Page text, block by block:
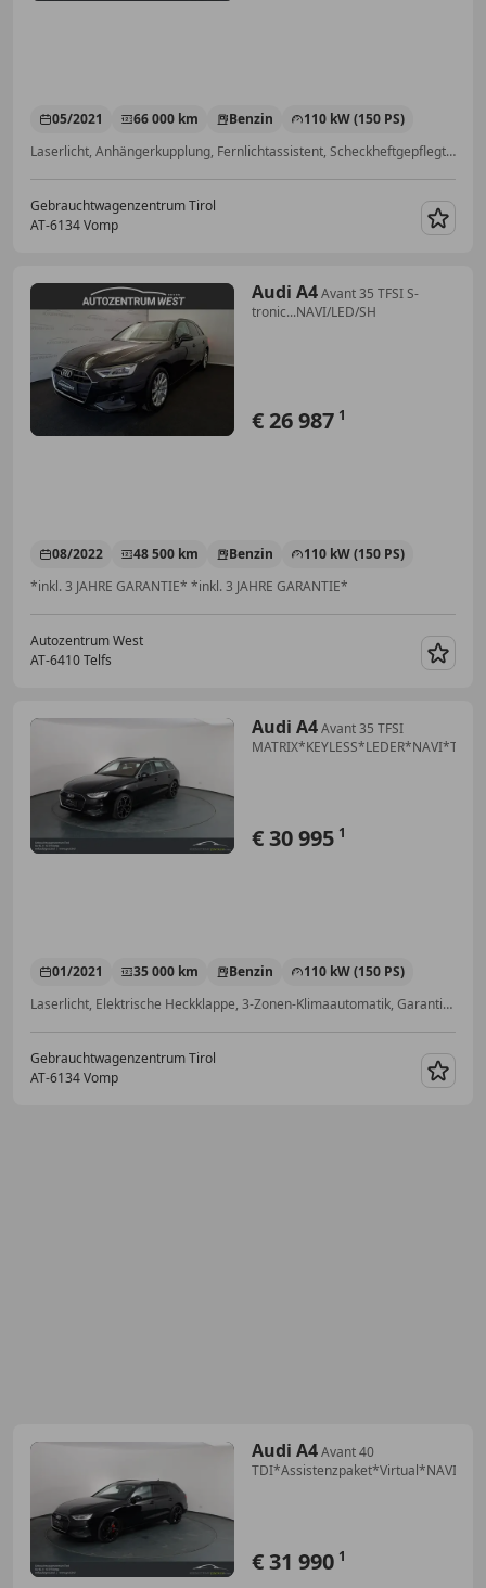
05/2021 66 000 km Benzin
110 kW (150 PS)
Laserlicht, Anhängerkupplung, Fernlichtassistent, Scheckheftgepflegt, Sitzheizung, Sprachsteuerung, Induktionsladen für Smartphones, Getönte Scheiben
Gebrauchtwagenzentrum Tirol
AT-6134 Vomp
Audi A4Avant 35 TFSI S-
tronic...NAVI/LED/SH
€ 26 987 1
08/2022 48 500 km Benzin
110 kW (150 PS)
*inkl. 3 JAHRE GARANTIE* *inkl. 3 JAHRE GARANTIE*
Autozentrum West
AT-6410 Telfs
Audi A4Avant 35 TFSI
MATRIX*KEYLESS*LEDER*NAVI*Top!
€ 30 995 1
01/2021 35 000 km Benzin
110 kW (150 PS)
Laserlicht, Elektrische Heckklappe, 3-Zonen-Klimaautomatik, Garantie, Scheinwerferreinigung, Scheckheftgepflegt, Beheizbare Frontscheibe, Fernlichtassistent
Gebrauchtwagenzentrum Tirol
AT-6134 Vomp
Audi A4Avant 40
€ 31 990 1